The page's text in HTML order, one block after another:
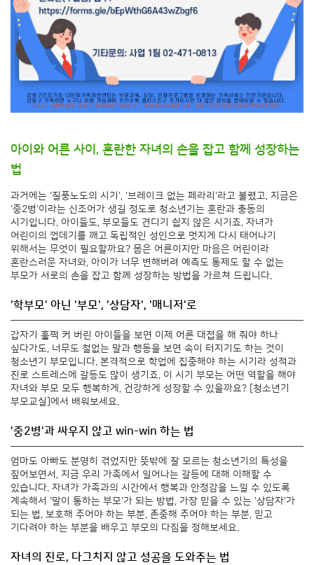
아이와 어른 사이, 혼란한 자녀의 손을 잡고 함께 성장하는
법
과거에는 '질풍노도의 시기', '브레이크 없는 페라리'라고 불렸고, 지금은
'중2병'이라는 신조어가 생길 정도로 청소년기는 혼란과 충동의
시기입니다. 아이들도, 부모들도 견디기 쉽지 않은 시기죠. 자녀가
어린이의 껍데기를 깨고 독립적인 성인으로 멋지게 다시 태어나기
위해서는 무엇이 필요할까요? 몸은 어른이지만 마음은 어린이라
혼란스러운 자녀와, 아이가 너무 변해버려 예측도 통제도 할 수 없는
부모가 서로의 손을 잡고 함께 성장하는 방법을 가르쳐 드립니다.
'학부모' 아닌 '부모', '상담자', '매니저'로
갑자기 훌쩍 커 버린 아이들을 보면 이제 어른 대접을 해 줘야 하나
싶다가도, 너무도 철없는 말과 행동을 보면 속이 터지기도 하는 것이
청소년기 부모입니다. 본격적으로 학업에 집중해야 하는 시기라 성적과
진로 스트레스에 갈등도 많이 생기죠. 이 시기 부모는 어떤 역할을 해야
자녀와 부모 모두 행복하게, 건강하게 성장할 수 있을까요? [청소년기
부모교실]에서 배워보세요.
'중2병'과 싸우지 않고 win-win 하는 법
엄마도 아빠도 분명히 겪었지만 뜻밖에 잘 모르는 청소년기의 특성을
짚어보면서, 지금 우리 가족에서 일어나는 갈등에 대해 이해할 수
있습니다. 자녀가 가족과의 시간에서 행복과 안정감을 느낄 수 있도록
계속해서 '말이 통하는 부모'가 되는 방법, 가장 믿을 수 있는 '상담자'가
되는 법, 보호해 주어야 하는 부분, 존중해 주어야 하는 부분, 믿고
기다려야 하는 부분을 배우고 부모의 다짐을 정해보세요.
자녀의 진로, 다그치지 않고 성공을 도와주는 법